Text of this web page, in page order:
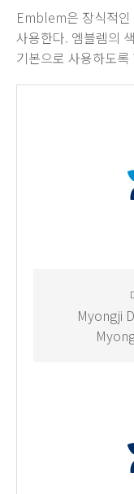
Emblem은 장식적인
사용한다. 엠블렘의
기본으로 사용하도록
Myongji